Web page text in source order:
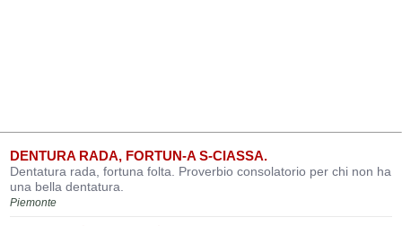
DENTURA RADA, FORTUN-A S-CIASSA.
Dentatura rada, fortuna folta. Proverbio consolatorio per chi non ha
una bella dentatura.
Piemonte